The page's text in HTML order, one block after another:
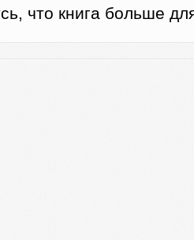
что книга больше